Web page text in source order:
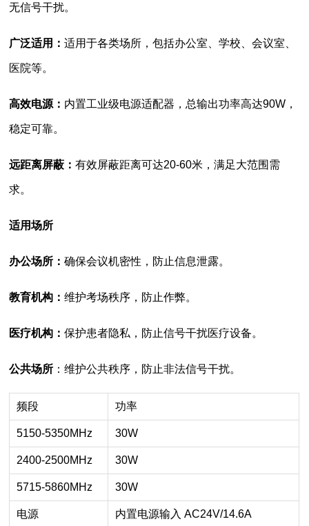
无信号干扰。
广泛适用：适用于各类场所，包括办公室、学校、会议室、
医院等。
高效电源： 内置工业级电源适配器，总输出功率高达90W，
稳定可靠。
远距离屏蔽：有效屏蔽距离可达20-60米，满足大范围需
求。
适用场所
办公场所：确保会议机密性，防止信息泄露。
教育机构：维护考场秩序，防止作弊。
医疗机构：保护患者隐私，防止信号干扰医疗设备。
公共场所 ：维护公共秩序，防止非法信号干扰。
频段 功率
5150-5350MHz 30W
2400-2500MHz 30W
5715-5860MHz 30W
电源 内置电源输入 AC24V/14.6A